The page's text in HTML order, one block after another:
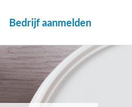
Bedrijf aanmelden